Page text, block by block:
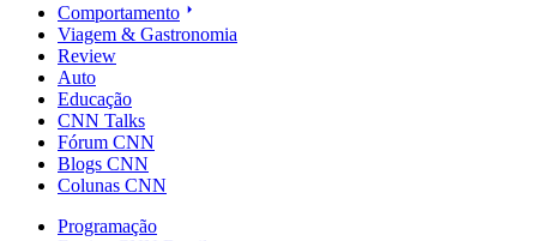
Comportamento
Viagem & Gastronomia
Review
Auto
Educação
CNN Talks
Fórum CNN
Blogs CNN
Colunas CNN
Programação